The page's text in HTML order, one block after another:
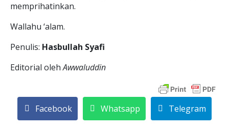
memprihatinkan.
Wallahu ‘alam.
Penulis: Hasbullah Syafi
Editorial olehAwwaluddin
Facebook Whatsapp Telegram